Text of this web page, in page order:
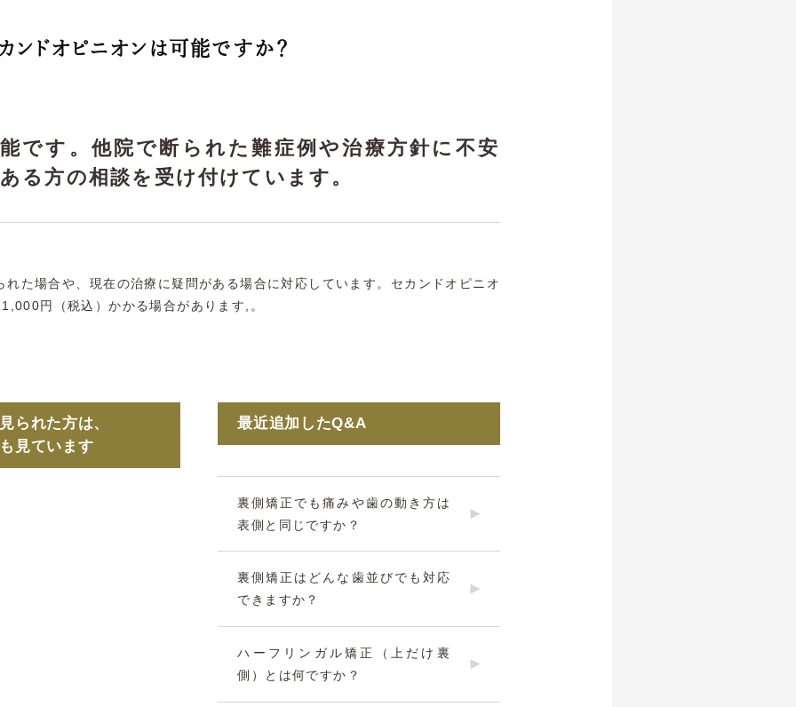
ンドオピニオンは可能ですか？
です。他院で断られた難症例や治療方針に不安
る方の相談を受け付けています。
れた場合や、現在の治療に疑問がある場合に対応しています。セカンドオピニオ
円（税込）かかる場合があります,。
られた方は、
見ています
最近追加したQ&A
裏側矯正でも痛みや歯の動き方は
表側と同じですか？
裏側矯正はどんな歯並びでも対応
できますか？
ハーフリンガル矯正（上だけ裏
側）とは何ですか？